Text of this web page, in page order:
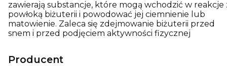
zawierają substancje, które mogą wchodzić w reakcje
powłoką biżuterii i powodować jej ciemnienie lub
matowienie. Zaleca się zdejmowanie biżuterii przed
snem i przed podjęciem aktywności fizycznej
Producent